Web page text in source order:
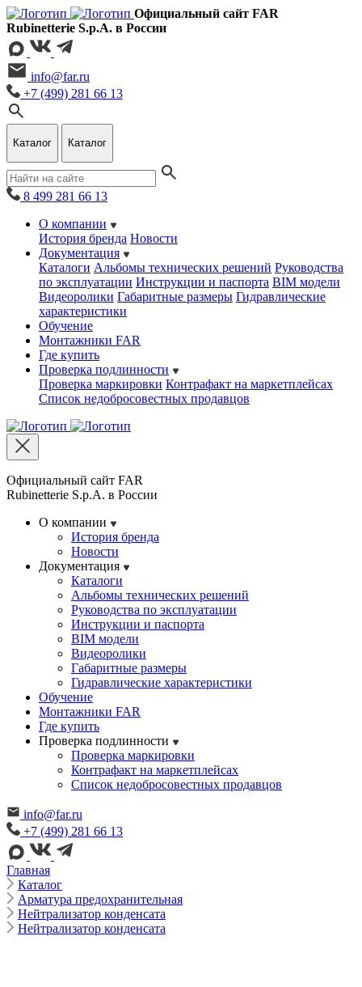
Официальный сайт FAR
Rubinetterie S.p.A. в России
info@far.ru
+7 (499) 281 66 13
Каталог Каталог
8 499 281 66 13
О компании
История бренда Новости
Документация
Каталоги Альбомы технических решений Руководства
по эксплуатации Инструкции и паспорта BIM модели
Видеоролики Габаритные размеры Гидравлические
характеристики
Обучение
Монтажники FAR
Где купить
Проверка подлинности
Проверка маркировки Контрафакт на маркетплейсах
Cписок недобросовестных продавцов
Официальный сайт FAR
Rubinetterie S.p.A. в России
О компании
История бренда
Новости
Документация
Каталоги
Альбомы технических решений
Руководства по эксплуатации
Инструкции и паспорта
BIM модели
Видеоролики
Габаритные размеры
Гидравлические характеристики
Обучение
Монтажники FAR
Где купить
Проверка подлинности
Проверка маркировки
Контрафакт на маркетплейсах
Cписок недобросовестных продавцов
info@far.ru
+7 (499) 281 66 13
Главная
Каталог
Арматура предохранительная
Нейтрализатор конденсата
Нейтрализатор конденсата